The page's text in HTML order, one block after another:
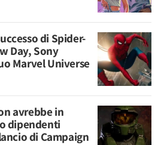
di Spider-
Day, Sony
Marvel Universe
avrebbe in
dipendenti
di Campaign